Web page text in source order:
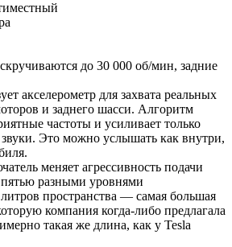
до 30 000 об/мин, задние
акселерометр для захвата реальных
и заднего шасси. Алгоритм
частоты и усиливает только
Это можно услышать как внутри,
меняет агрессивность подачи
разными уровнями
пространства — самая большая
компания когда-либо предлагала
такая же длина, как у Tesla